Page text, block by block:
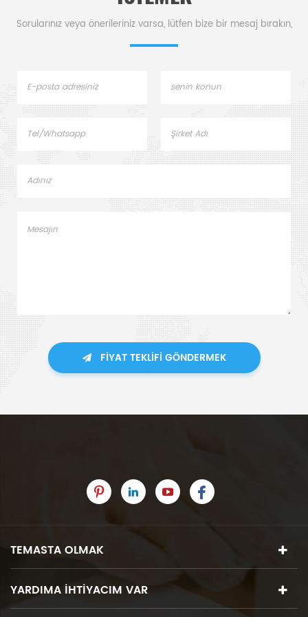
Sorularınız veya önerileriniz varsa, lütfen bize bir mesaj bırakın,
FIYAT TEKLIFI GÖNDERMEK
TEMASTA OLMAK
YARDIMA IHTIYACIM VAR